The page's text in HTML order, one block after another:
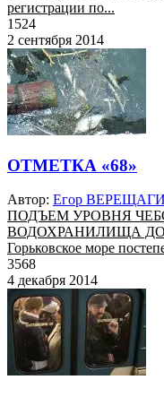
регистрации по...
1524
2 сентября 2014
ОТМЕТКА «68»
Автор: Егор
ПОДЪЕМ УРОВНЯ
ВОДОХРАНИЛИЩА
Горьковское море
3568
4 декабря 2014